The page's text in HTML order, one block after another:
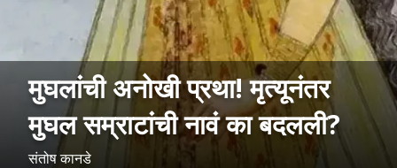
मुघलांची अनोखी प्रथा! मृत्यूनंतर
मुघल सम्राटांची नावं का बदलली?
संतोष कानडे